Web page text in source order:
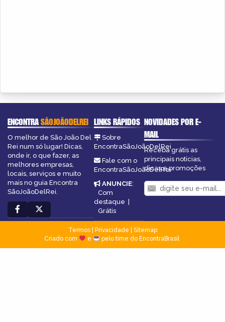
ENCONTRASÃOJOÃODELREI
O melhor de São João Del
Rei num só lugar! Dicas,
onde ir, o que fazer, as
melhores empresas,
locais, serviços e muito
mais no guia Encontra
SãoJoãoDelRei.
LINKS RÁPIDOS
Sobre
EncontraSãoJoãoDelRei
Fale com o
EncontraSãoJoãoDelRei
ANUNCIE:
Com
destaque |
Grátis
NOVIDADES POR E-
MAIL
Receba grátis as
principais notícias,
dicas e promoções
Termos| Privacidade
Sitemap
Criado com
e pelo time do EncontraBrasil